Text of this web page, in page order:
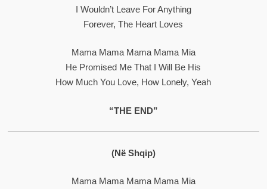
I Wouldn’t Leave For Anything
Forever, The Heart Loves
Mama Mama Mama Mama Mia
He Promised Me That I Will Be His
How Much You Love, How Lonely, Yeah
“THE END”
(në Shqip)
Mama Mama Mama Mama Mia